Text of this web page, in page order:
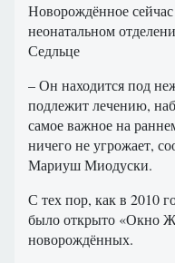
Новорождённое
неонатальном
Седльце
– Он находится под
подлежит лечению,
самое важное на
ничего не угрожает,
Мариуш Миодуски.
С тех пор, как в 2010
было открыто «Окно
новорождённых.